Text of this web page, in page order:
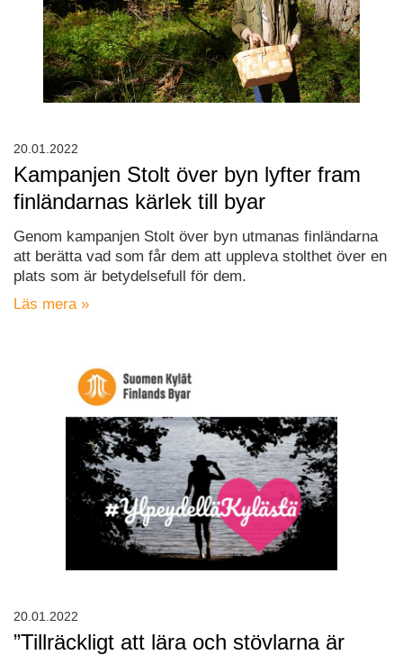
Kampanjen Stolt över byn lyfter fram
finländarnas kärlek till byar
Genom kampanjen Stolt över byn utmanas finländarna
att berätta vad som får dem att uppleva stolthet över en
plats som är betydelsefull för dem.
Läs mera »
20.01.2022
”Tillräckligt att lära och stövlarna är
20.01.2022